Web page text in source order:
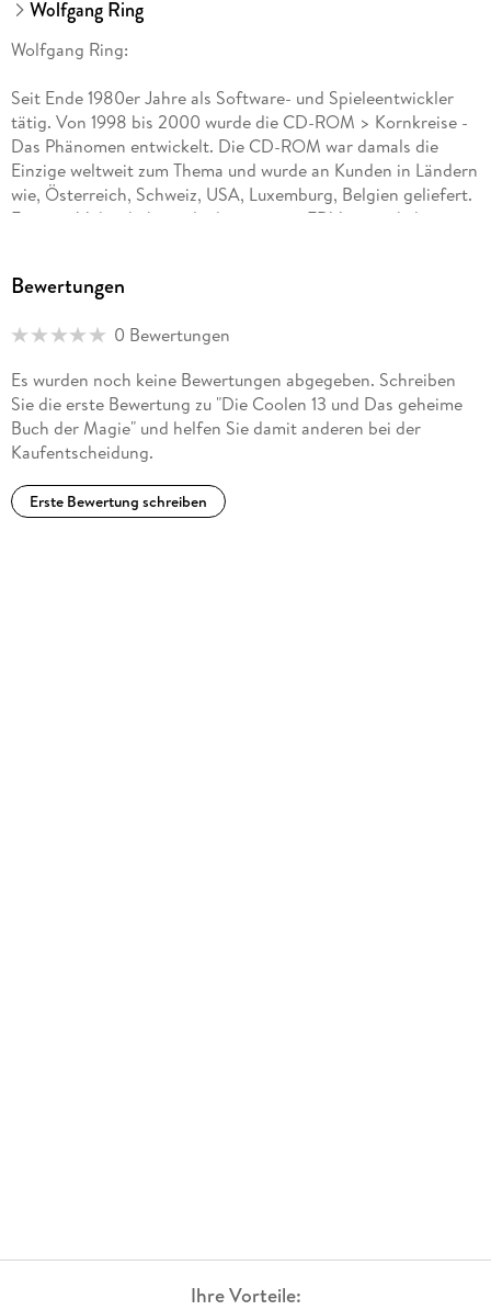
Wolfgang Ring
Wolfgang Ring:
Seit Ende 1980er Jahre als Software- und Spieleentwickler
tätig. Von 1998 bis 2000 wurde die CD-ROM > Kornkreise -
Das Phänomen entwickelt. Die CD-ROM war damals die
Einzige weltweit zum Thema und wurde an Kunden in Ländern
wie, Österreich, Schweiz, USA, Luxemburg, Belgien geliefert.
Für eine Videothek wurde die gesamte EDV entwickelt, sowie
gestaltet. Diese kam so gut an, dass auch für einen großen
ebenfalls die Schaufensterwerbung realisiert wurde. Im Jahr
Fortsetzung > Das Juwel der Trelbs und schließlich 2014 das
dritte Buch > Die Hexen von Astarien - Eine Reise beginnt. . .
2019 erschien der erste Teil von ARIS - Das dunkle Volk als
Buch und EBook. . .
Bewertungen
0 Bewertungen
Es wurden noch keine Bewertungen abgegeben. Schreiben
Sie die erste Bewertung zu "Die Coolen 13 und Das geheime
Buch der Magie" und helfen Sie damit anderen bei der
Kaufentscheidung.
Erste Bewertung schreiben
Ihre Vorteile: